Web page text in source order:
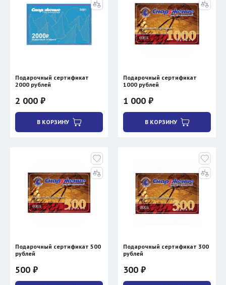
Подарочный сертификат
2000 рублей
2 000 ₽
В КОРЗИНУ
Подарочный сертификат
1000 рублей
1 000 ₽
В КОРЗИНУ
Подарочный сертификат 500
рублей
500 ₽
Подарочный сертификат 300
рублей
300 ₽